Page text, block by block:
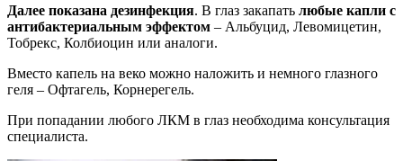
Далее показана дезинфекция. В глаз закапать любые капли с
антибактериальным эффектом – Альбуцид, Левомицетин,
Тобрекс, Колбиоцин или аналоги.
Вместо капель на веко можно наложить и немного глазного
геля – Офтагель, Корнерегель.
При попадании любого ЛКМ в глаз необходима консультация
специалиста.